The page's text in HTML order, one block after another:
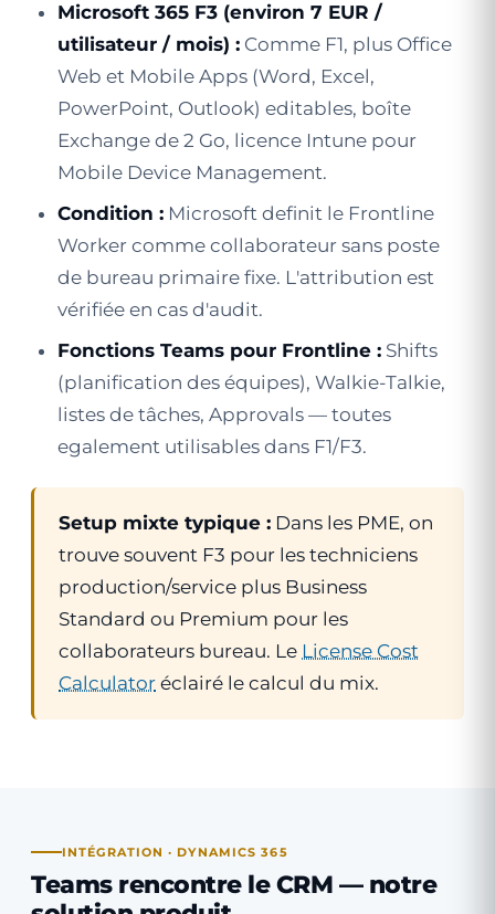
Microsoft 365 F3 (environ 7 EUR /
utilisateur / mois) : Comme F1, plus Office
Web et Mobile Apps (Word, Excel,
PowerPoint, Outlook) editables, boîte
Exchange de 2 Go, licence Intune pour
Mobile Device Management.
Condition : Microsoft definit le Frontline
Worker comme collaborateur sans poste
de bureau primaire fixe. L'attribution est
vérifiée en cas d'audit.
Fonctions Teams pour Frontline : Shifts
(planification des équipes), Walkie-Talkie,
listes de tâches, Approvals — toutes
egalement utilisables dans F1/F3.
Setup mixte typique : Dans les PME, on
trouve souvent F3 pour les techniciens
production/service plus Business
Standard ou Premium pour les
collaborateurs bureau. Le License Cost
Calculator éclairé le calcul du mix.
INTÉGRATION · DYNAMICS 365
Teams rencontre le CRM — notre